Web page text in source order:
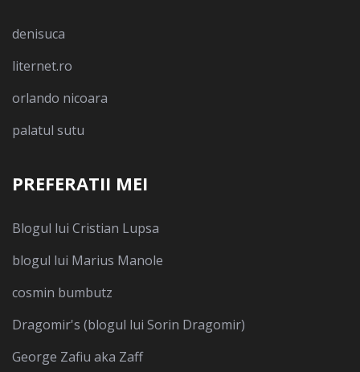
denisuca
liternet.ro
orlando nicoara
palatul sutu
PREFERATII MEI
Blogul lui Cristian Lupsa
blogul lui Marius Manole
cosmin bumbutz
Dragomir's (blogul lui Sorin Dragomir)
George Zafiu aka Zaff